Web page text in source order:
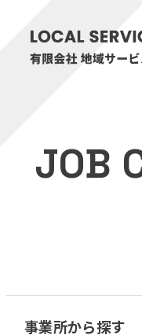
医療・介護
訪問看護
福祉用具
JOB
事業所から探す